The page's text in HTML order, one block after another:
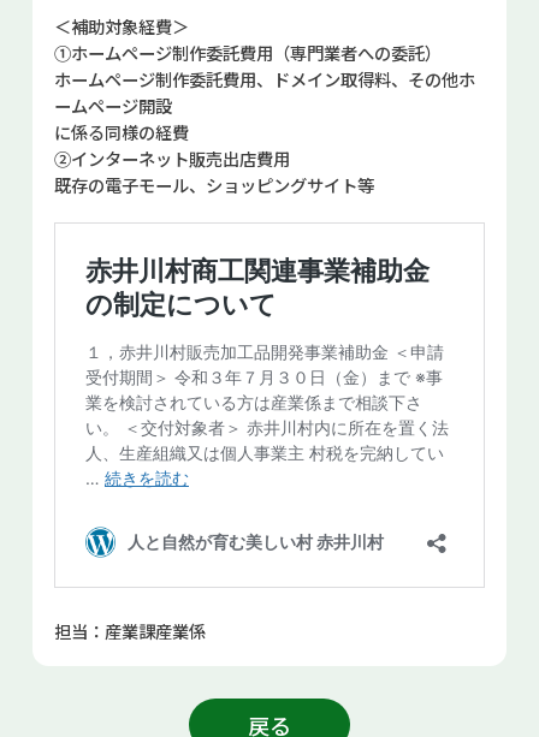
＜補助対象経費＞
①ホームページ制作委託費用（専門業者への委託）
ホームページ制作委託費用、ドメイン取得料、その他ホ
ームページ開設
に係る同様の経費
②インターネット販売出店費用
既存の電子モール、ショッピングサイト等
担当：産業課産業係
戻る